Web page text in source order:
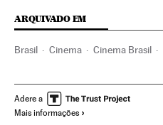
ARQUIVADO EM
Brasil Cinema Cinema Brasil
Adere a
Mais informações